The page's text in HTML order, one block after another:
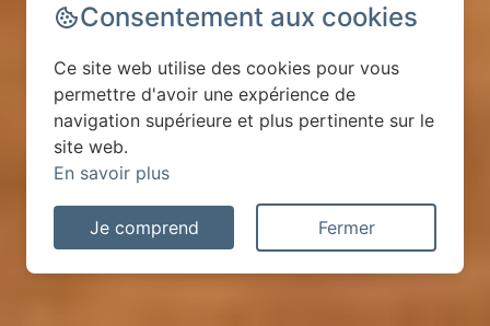
Consentement aux cookies
Ce site web utilise des cookies pour vous
permettre d'avoir une expérience de
navigation supérieure et plus pertinente sur le
site web.
En savoir plus
Je comprend Fermer